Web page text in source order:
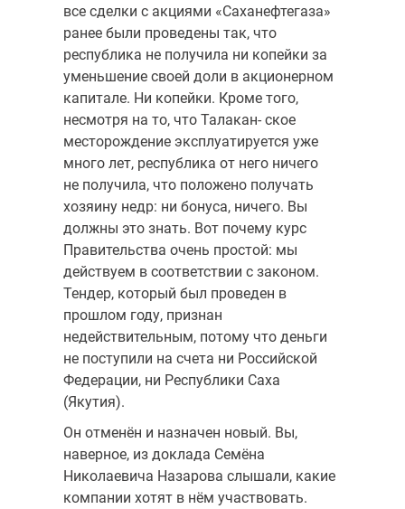
все сделки с акция­ми «Саханефтегаза»
ранее были проведены так, что
республика не получила ни копейки за
уменьшение своей доли в акционерном
капитале. Ни копейки. Кроме того,
несмотря на то, что Талакан- ское
месторождение эксплуатируется уже
много лет, республи­ка от него ничего
не получила, что положено получать
хозяину недр: ни бонуса, ничего. Вы
должны это знать. Вот почему курс
Пра­вительства очень простой: мы
действуем в соответствии с за­коном.
Тендер, который был проведен в
прошлом году, признан
недействительным, потому что деньги
не поступили на счета ни Российской
Федерации, ни Республики Саха
(Якутия).
Он отме­нён и назначен новый. Вы,
наверное, из доклада Семёна
Николаевича Назарова слышали, какие
компании хотят в нём участвовать.